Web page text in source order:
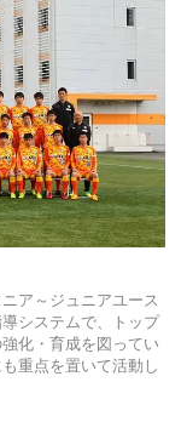
ア～ジュニアユース
システムで、トップ
化・育成を図ってい
重点を置いて活動し